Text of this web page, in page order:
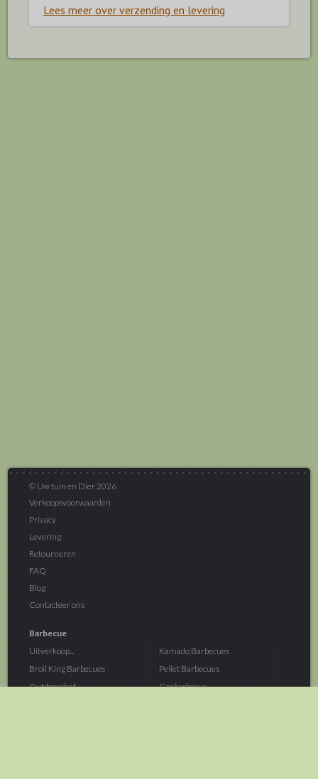
Lees meer over verzending en levering
© Uw tuin en Dier 2026
Verkoopsvoorwaarden
Privacy
Levering
Retourneren
FAQ
Blog
Contacteer ons
Barbecue
Uitverkoop...
Broil King Barbecues
Outdoorchef...
Kamado Barbecues
Pellet Barbecues
Gasbarbecue